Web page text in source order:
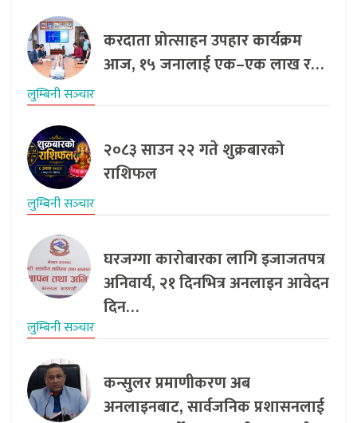
करदाता प्रोत्साहन उपहार कार्यक्रम
आज, १५ जनालाई एक–एक लाख र…
लुम्बिनी सञ्‍चार
२०८३ साउन २२ गते शुक्रबारको
राशिफल
लुम्बिनी सञ्‍चार
घरजग्गा कारोबारका लागि इजाजतपत्र
अनिवार्य, २१ दिनभित्र अनलाइन आवेदन
दिन…
लुम्बिनी सञ्‍चार
कन्सुलर प्रमाणीकरण अब
अनलाइनबाट, सार्वजनिक प्रशासनलाई